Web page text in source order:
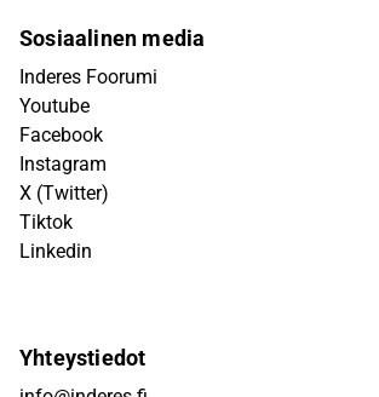
Sosiaalinen media
Inderes Foorumi
Youtube
Facebook
Instagram
X (Twitter)
Tiktok
Linkedin
Yhteystiedot